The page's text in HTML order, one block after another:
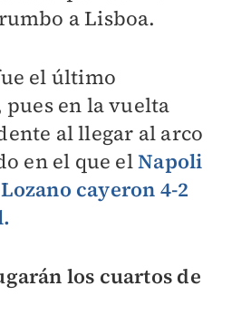
a Lisboa.
el último
en la vuelta
al llegar al arco
en el que elNapoli
Lozano cayeron 4-2
los cuartos de